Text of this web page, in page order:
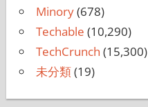
Minory(678)
Techable (10,290)
TechCrunch (15,300)
未分類(19)